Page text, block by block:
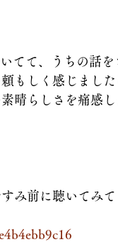
てて、うちの話
もしく感じまし
晴らしさを痛感し
み前に聴いてみて